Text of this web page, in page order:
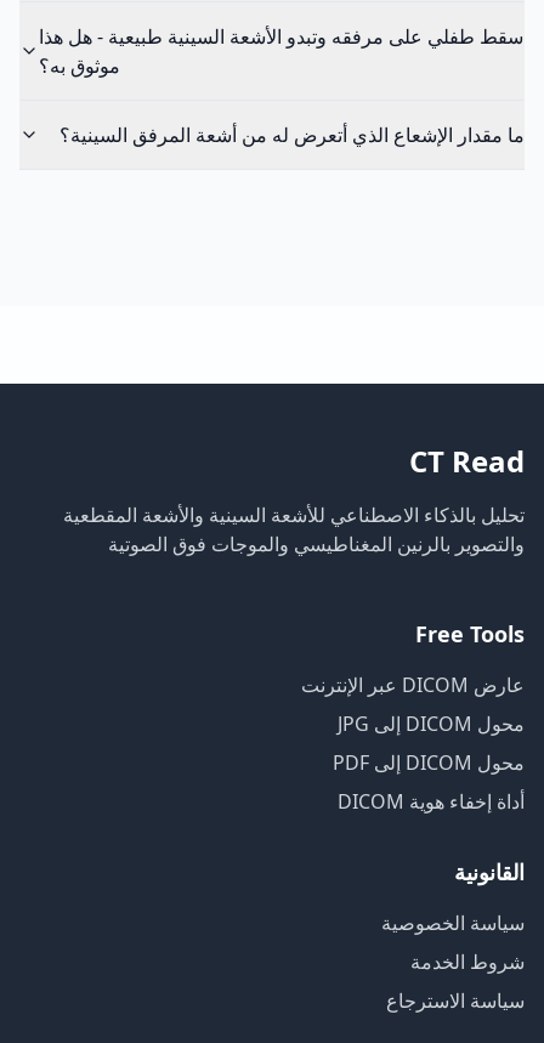
سقط طفلي على مرفقه وتبدو الأشعة السينية طبيعية - هل هذا
موثوق به؟
ما مقدار الإشعاع الذي أتعرض له من أشعة المرفق السينية؟
CT Read
تحليل بالذكاء الاصطناعي للأشعة السينية والأشعة المقطعية
والتصوير بالرنين المغناطيسي والموجات فوق الصوتية
Free Tools
عارض DICOM عبر الإنترنت
محول DICOM إلى JPG
محول DICOM إلى PDF
أداة إخفاء هوية DICOM
القانونية
سياسة الخصوصية
شروط الخدمة
سياسة الاسترجاع